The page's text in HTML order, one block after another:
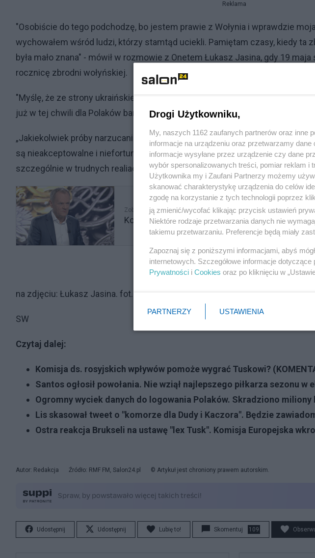
Reklama
"Osobiście do tego podchodzę, bo jestem prawie z Wołynia i wprawdzie
wychowałem wśród ludzi, którzy stamtąd uciekli. Pamiętam czasy, kiedy ta
była mało znana" - mówił w rozmowie z Onetem Łukasz Jasina, gdy 19
rocznicę zbrodni wołyńskiej.
"Myślę, że ze strony ukraińskiej, i tu będę bardzo dyplomatyczny, ciągle
już w tej chwili dla Polaków bardzo ważna" - zaznaczył Jasina.
„Jakiekolwiek próby narzucania Prezydentowi Ukrainy czy Ukrainie co
są nieakceptowalne i niefortunne. Pamiętamy historię i apelujemy o
szczególnie w trudnych realiach ludobójczej agresji rosyjskiej” -
Zobacz także
Komisja ds. rosyjskich wpływów pomoże
na zdjęciu: Łukasz Jasina. fot. PAP/Marcin Obara
SW
Czytaj dalej:
Komisja ds. rosyjskich wpływów pomoże wygrać Tuskowi?
Santos ogłosił powołania. Nie wziął najlepszego piłkarza sezonu w
Ogromny wyciek danych do logowania Polaków. Skradziono miliony
Lis skasował tweet o "komorze dla Dudy i Kaczora". Będzie
Ostra reakcja Brukseli na ustawę "lex Tusk". Komisja Europejska
Autor: Redakcja Źródło: RMF FM, Salon24.pl © Artykuł jest chroniony prawem autorskim.
Udostępnij Udostępnij Lubię to! Skomentuj 109
Drogi Użytkowniku,
My, naszych 1162 zaufanych partnerów oraz inne
informacje na urządzeniu oraz przetwarzamy
informacje wysyłane przez urządzenie czy dane
wybór spersonalizowanych treści, pomiar reklam i
Użytkownika my i Zaufani Partnerzy możemy
skanować charakterystykę urządzenia do celów
zgodę na korzystanie z tych technologii poprzez
ją zmienić/wycofać klikając przycisk ustawień
Niektóre rodzaje przetwarzania danych nie
takiemu przetwarzaniu. Preferencje będą miały
Zapoznaj się z poniższymi informacjami, abyś
internetowych. Szczegółowe informacje
Prywatności i Cookies oraz po kliknięciu w
PARTNERZY USTAWIENIA